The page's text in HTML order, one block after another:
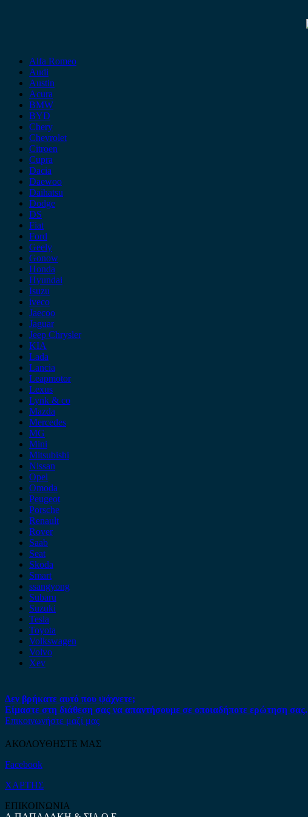
Alfa Romeo
Audi
Austin
Acura
BMW
BYD
Chery
Chevrolet
Citroen
Cupra
Dacia
Daewoo
Daihatsu
Dodge
DS
Fiat
Ford
Geely
Gonow
Honda
Hyundai
Isuzu
iveco
Jaecoo
Jaguar
Jeep Chrysler
KIA
Lada
Lancia
Leapmotor
Lexus
Lynk & co
Mazda
Mercedes
MG
Mini
Mitsubishi
Nissan
Opel
Omoda
Peugeot
Porsche
Renault
Rover
Saab
Seat
Skoda
Smart
ssangyong
Subaru
Suzuki
Tesla
Toyota
Volkswagen
Volvo
Xev
Δεν βρήκατε αυτό που ψάχνετε;
Είμαστε στη διάθεση σας να απαντήσουμε σε οποιαδήποτε ερώτηση σας.
Επικοινωνήστε μαζί μας
ΑΚΟΛΟΥΘΗΣΤΕ ΜΑΣ
Facebook
ΧΑΡΤΗΣ
ΕΠΙΚΟΙΝΩΝΙΑ